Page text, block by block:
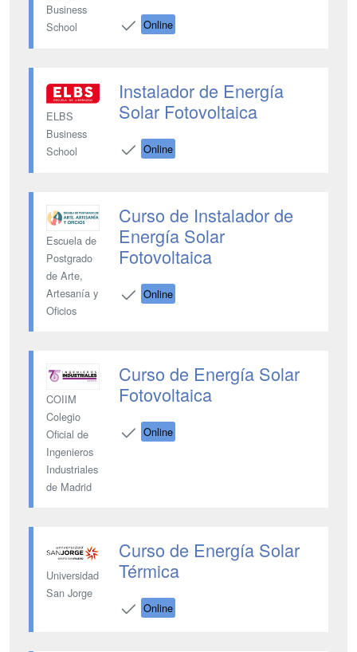
Business
School
Online
ELBS
Business
School
Instalador de Energía
Solar Fotovoltaica
Online
Escuela de
Postgrado
de Arte,
Artesanía y
Oficios
Curso de Instalador de
Energía Solar
Fotovoltaica
Online
COIIM
Colegio
Oficial de
Ingenieros
Industriales
de Madrid
Curso de Energía Solar
Fotovoltaica
Online
Universidad
San Jorge
Curso de Energía Solar
Térmica
Online